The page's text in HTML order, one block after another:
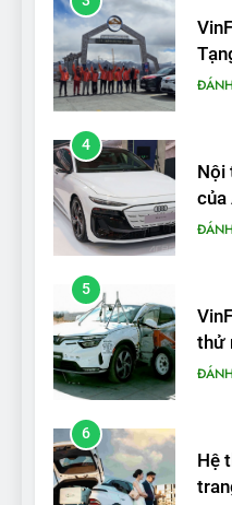
4
Nội
của
tron
5
thử
tại
6
Hệ